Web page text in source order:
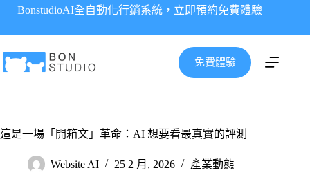
要
內
BonstudioAI全自動化行銷系統，立即預約免費體驗
免費體驗
這是一場「開箱文」革命：AI 想要看最真實的評測
Website AI 25 2 月, 2026 產業動態